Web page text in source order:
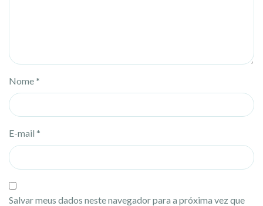
Nome*
E-mail *
Salvar meus dados neste navegador para a próxima vez que